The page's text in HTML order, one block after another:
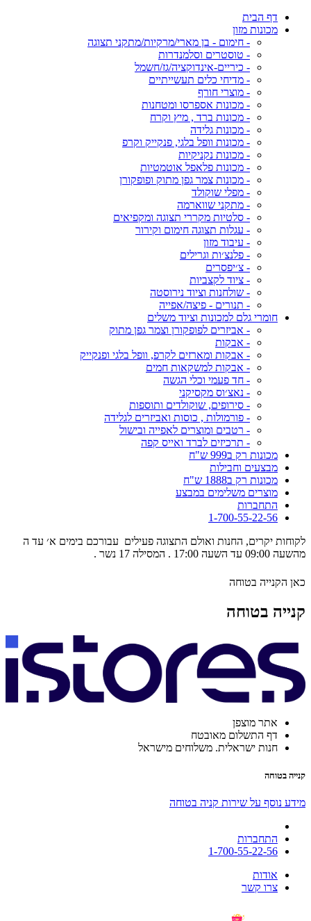
דף הבית
מכונות מזון
- חימום - בן מארי/מרקיות/מתקני תצוגה
- טוסטרים וסלמנדרות
- כיריים-אינדוקציה/גז/חשמל
- מדיחי כלים תעשייתיים
- מוצרי חורף
- מכונות אספרסו ומטחנות
- מכונות ברד , מיץ וקרח
- מכונות גלידה
- מכונות וופל בלגי, פנקייק וקרפ
- מכונות נקניקיות
- מכונות פלאפל אוטמטיות
- מכונות צמר גפן מתוק ופופקורן
- מפלי שוקולד
- מתקני שווארמה
- סלטיות מקררי תצוגה ומקפיאים
- עגלות תצוגה חימום וקירור
- עיבוד מזון
- פלנצ׳ות וגרילים
- צ׳יפסרים
- ציוד לקצביות
- שולחנות וציוד נירוסטה
- תנורים - פיצה/אפייה
חומרי גלם למכונות וציוד משלים
- אביזרים לפופקורן וצמר גפן מתוק
- אבקות
- אבקות ומארזים לקרפ, וופל בלגי ופנקייק
- אבקות למשקאות חמים
- חד פעמי וכלי הגשה
- נאצ׳וס מקסיקני
- סירופים, שוקולדים ותוספות
- פורמולות , כוסות ואביזרים לגלידה
- רטבים ומוצרים לאפייה ובישול
- תרכיזים לברד ואייס קפה
מכונות רק ב999 ש"ח
מבצעים וחבילות
מכונות רק ב1888 ש"ח
מוצרים משלימים במבצע
התחברות
1-700-55-22-56
לקוחות יקרים, החנות ואולם התצוגה פעילים עבורכם בימים א׳ עד ה
מהשעה 09:00 עד השעה 17:00 . המסילה 17 נשר .
כאן הקנייה בטוחה
קנייה בטוחה
אתר מוצפן
דף התשלום מאובטח
חנות ישראלית. משלוחים מישראל
קנייה בטוחה
מידע נוסף על שירות קניה בטוחה
התחברות
1-700-55-22-56
אודות
צרו קשר